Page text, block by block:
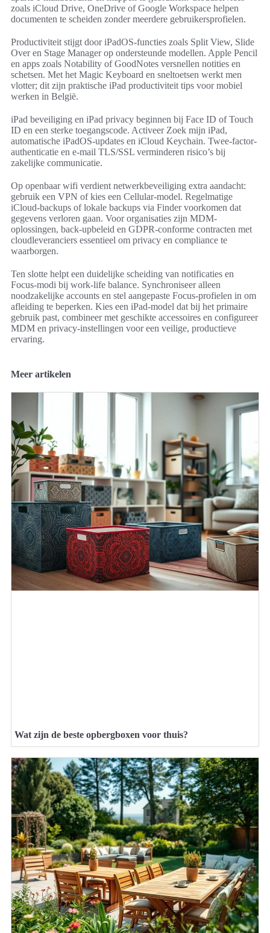
zoals iCloud Drive, OneDrive of Google Workspace helpen
documenten te scheiden zonder meerdere gebruikersprofielen.
Productiviteit stijgt door iPadOS-functies zoals Split View, Slide
Over en Stage Manager op ondersteunde modellen. Apple Pencil
en apps zoals Notability of GoodNotes versnellen notities en
schetsen. Met het Magic Keyboard en sneltoetsen werkt men
vlotter; dit zijn praktische iPad productiviteit tips voor mobiel
werken in België.
iPad beveiliging en iPad privacy beginnen bij Face ID of Touch
ID en een sterke toegangscode. Activeer Zoek mijn iPad,
automatische iPadOS-updates en iCloud Keychain. Twee-factor-
authenticatie en e-mail TLS/SSL verminderen risico’s bij
zakelijke communicatie.
Op openbaar wifi verdient netwerkbeveiliging extra aandacht:
gebruik een VPN of kies een Cellular-model. Regelmatige
iCloud-backups of lokale backups via Finder voorkomen dat
gegevens verloren gaan. Voor organisaties zijn MDM-
oplossingen, back-upbeleid en GDPR-conforme contracten met
cloudleveranciers essentieel om privacy en compliance te
waarborgen.
Ten slotte helpt een duidelijke scheiding van notificaties en
Focus-modi bij work-life balance. Synchroniseer alleen
noodzakelijke accounts en stel aangepaste Focus-profielen in om
afleiding te beperken. Kies een iPad-model dat bij het primaire
gebruik past, combineer met geschikte accessoires en configureer
MDM en privacy-instellingen voor een veilige, productieve
ervaring.
Meer artikelen
Wat zijn de beste opbergboxen voor thuis?